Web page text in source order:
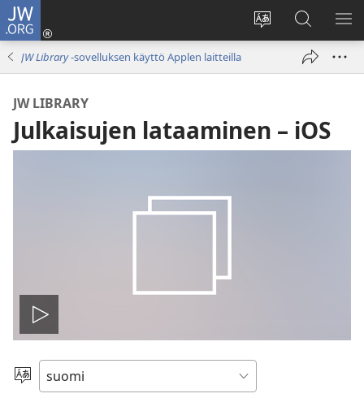
JW.ORG
Vaihda
sivuston
Kirjaudu
(avaa
Hae
JW.ORG-
sivustolta
JW Library-sovelluksen käyttö Applen laitteilla
JW LIBRARY
Julkaisujen lataaminen – iOS
Toista
video
Valitse